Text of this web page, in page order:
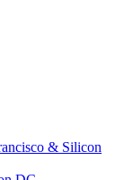
& Silicon